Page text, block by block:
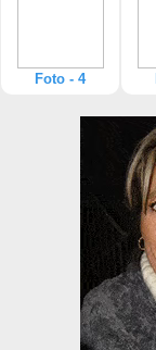
Foto - 4